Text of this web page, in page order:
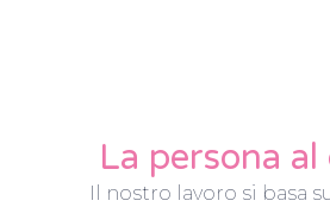
La persona
Il nostro lavoro si basa